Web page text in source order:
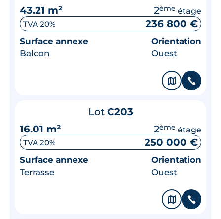
43.21 m²
2ème étage
TVA 20% 236 800 €
Surface annexe
Balcon
Orientation
Ouest
🗞 📞
Lot C203
16.01 m²
2ème étage
TVA 20% 250 000 €
Surface annexe
Terrasse
Orientation
Ouest
🗞 📞